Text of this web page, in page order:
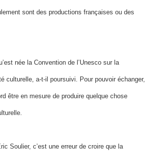
sont des productions françaises ou des
née la Convention de l’Unesco sur la
culturelle, a-t-il poursuivi. Pour pouvoir échanger,
être en mesure de produire quelque chose
Soulier, c’est une erreur de croire que la